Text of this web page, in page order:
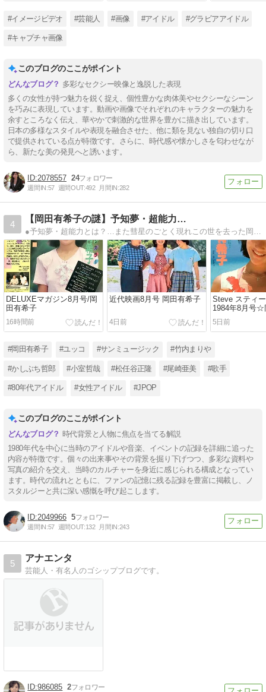
#イメージビデオ #芸能人 #画像 #アイドル #グラビアアイドル
#キャプチャ画像
このブログのここがポイント
多彩なセクシー映像と逸脱した表現
多くの女性が持つ魅力を鋭く捉え、個性豊かな肉体美やセクシーなシーン
を巧みに表現しています。動画や画像でそれぞれのキャラクターの魅力を
余すところなく伝え、華やかで刺激的な世界を豊かに描き出しています。
日本の多様なスタイルや表現を融合させた、他に類を見ない独自の切り口
で提供されている点が特徴です。さらに、時代感や懐かしさを匂わせなが
ら、新たな美の発見へと誘います。
2078557 24
週間IN:57 週間OUT:492 月間IN:282
4
【岡田有希子の謎】予知夢・超能力…
DELUXEマガジン8月号/岡
田有希子
16時間前
近代映画8月号 岡田有希子
4日前
Steve スティ
1984年8月号☆
5日前
#岡田有希子 #ユッコ #サンミュージック #竹内まりや
#かしぶち哲郎 #小室哲哉 #松任谷正隆 #尾崎亜美 #歌手
#80年代アイドル #女性アイドル #JPOP
このブログのここがポイント
時代背景と人物に焦点を当てる解説
1980年代を中心に当時のアイドルや音楽、イベントの記録を詳細に追った
内容が特徴です。個々の出来事やその背景を掘り下げつつ、多彩な資料や
写真の紹介を交え、当時のカルチャーを身近に感じられる構成となってい
ます。時代の流れとともに、ファンの記憶に残る記録を豊富に掲載し、ノ
スタルジーと共に深い感慨を呼び起こします。
2049966 5
週間IN:57 週間OUT:132 月間IN:243
5
アナエンタ
芸能人・有名人のゴシップブログです。
986085 2